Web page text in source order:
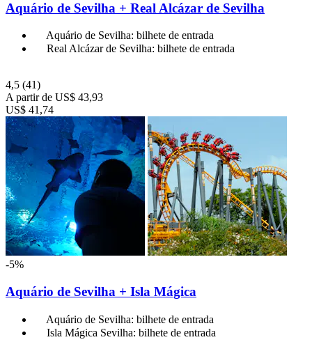
Aquário de Sevilha + Real Alcázar de Sevilha
Aquário de Sevilha: bilhete de entrada
Real Alcázar de Sevilha: bilhete de entrada
4,5 (41)
A partir de US$ 43,93
US$ 41,74
-5%
Aquário de Sevilha + Isla Mágica
Aquário de Sevilha: bilhete de entrada
Isla Mágica Sevilha: bilhete de entrada